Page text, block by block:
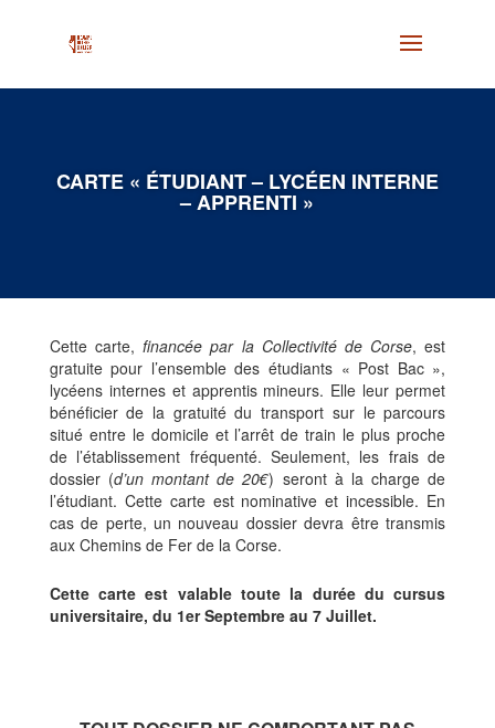
CARTE « ÉTUDIANT – LYCÉEN INTERNE
– APPRENTI »
Cette carte,financée par la Collectivité de Corse, est
gratuite pour l’ensemble des étudiants « Post Bac »,
lycéens internes et apprentis mineurs. Elle leur permet
bénéficier de la gratuité du transport sur le parcours
situé entre le domicile et l’arrêt de train le plus proche
de l’établissement fréquenté. Seulement, les frais de
dossier (d’un montant de 20€) seront à la charge de
l’étudiant. Cette carte est nominative et incessible. En
cas de perte, un nouveau dossier devra être transmis
aux Chemins de Fer de la Corse.
Cette carte est valable toute la durée du cursus
universitaire, du 1er Septembre au 7 Juillet.